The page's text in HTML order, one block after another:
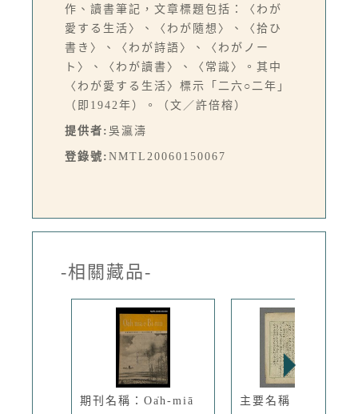
作、讀書筆記，文章標題包括：〈わが
愛する生活〉、〈わが隨想〉、〈拾ひ
書き〉、〈わが詩語〉、〈わがノー
ト〉、〈わが讀書〉、〈常識〉。其中
〈わが愛する生活〉標示「二六○二年」
（即1942年）。（文／許倍榕）
提供者: 吳瀛濤
登錄號: NMTL20060150067
-相關藏品-
期刊名稱：Oa̍h-miā 主要名稱：〈台灣的